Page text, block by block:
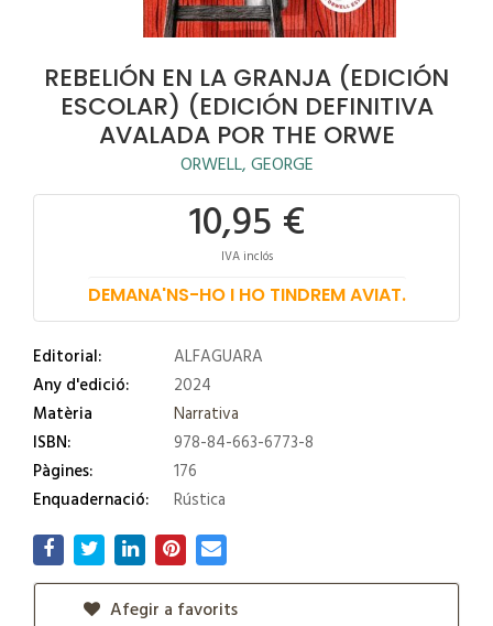
REBELIÓN EN LA GRANJA (EDICIÓN
ESCOLAR) (EDICIÓN DEFINITIVA
AVALADA POR THE ORWE
ORWELL, GEORGE
10,95 €
IVA inclós
DEMANA'NS-HO I HO TINDREM AVIAT.
Editorial:
ALFAGUARA
Any d'edició:
2024
Matèria
Narrativa
ISBN:
978-84-663-6773-8
Pàgines:
176
Enquadernació:
Rústica
Afegir a favorits